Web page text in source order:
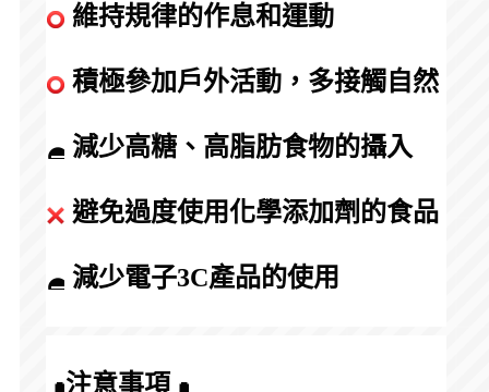
維持規律的作息和運動
積極參加戶外活動，多接觸自然
減少高糖、高脂肪食物的攝入
避免過度使用化學添加劑的食品
減少電子3C產品的使用
注意事項